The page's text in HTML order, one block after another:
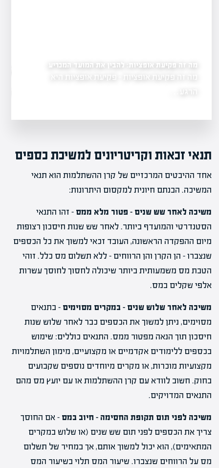
המהווה
מה זה פקיעת אופציות: להבין את המועד המכריע
מה זה פקיעת אופציות - פקיעת אופציות היא
מה זה אופציות בשוק
תנאי זכאות וקריטריונים למשיכת כספים
אחד ההיבטים המרכזיים של קרן ההשתלמות הוא תנאי
המשיכה. הבנתם חיונית למקסום היתרונות:
משיכה לאחר שש שנים – פטור מלא ממס – זהו התנאי
הסטנדרטי והמועדף ביותר. לאחר שש שנות חיסכון רצופות
מיום ההפקדה הראשונה, העובד זכאי למשוך את כל הכספים
שנצברו – הן הקרן והן הרווחים – ללא תשלום מס כלל. זוהי
הטבת מס משמעותית ביותר שיכולה לחסוך לחוסך עשרות
אלפי שקלים במס.
משיכה לאחר שלוש שנים – במקרים מסוימים – בתנאים
מסוימים, ניתן למשוך את הכספים כבר לאחר שלוש שנות
חיסכון תוך הנאה מפטור ממס. התנאים כוללים: שימוש
בכספים ללימודים אקדמיים או מקצועיים, מימון השתלמויות
מקצועיות מוכרות, או מקרים מיוחדים נוספים שקבועים
בחוק. חשוב לוודא עם קרן ההשתלמות או עם יועץ מס מהם
התנאים המדויקים.
משיכה לפני תום תקופת החסימה – חיוב במס – אם החוסך
צריך את הכספים לפני תום שש שנים (או שלוש במקרים
המתאימים), הוא יכול למשוך אותם, אך במחיר של תשלום
מס על הרווחים שנצברו. שיעור המס תלוי בשיעור המס